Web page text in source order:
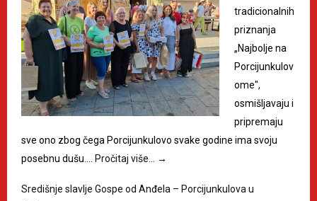
tradicionalnih
priznanja
„Najbolje na
Porcijunkulov
ome",
osmišljavaju i
pripremaju
sve ono zbog čega Porcijunkulovo svake godine ima svoju
posebnu dušu.…
Pročitaj više… →
Središnje slavlje Gospe od Anđela – Porcijunkulova u